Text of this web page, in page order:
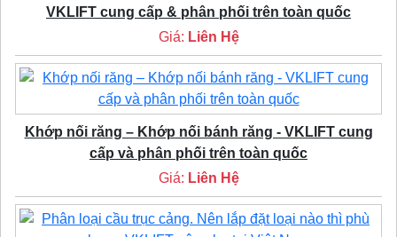
VKLIFT cung cấp & phân phối trên toàn quốc
Giá: Liên Hệ
Khớp nối răng – Khớp nối bánh răng - VKLIFT cung
cấp và phân phối trên toàn quốc
Giá: Liên Hệ